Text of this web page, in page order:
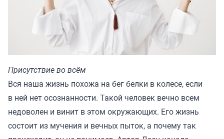
Присутствие во всём
Вся наша жизнь похожа на бег белки в колесе, если
в ней нет осознанности. Такой человек вечно всем
недоволен и винит в этом окружающих. Его жизнь
состоит из мучения и вечных пыток, а почему так